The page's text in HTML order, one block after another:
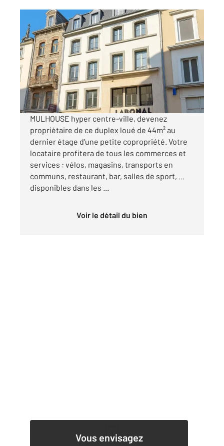
MULHOUSE 68
44,41 m2, 2 pièces
Ref : 2235
Appartement F2 à vendre
82 000 €
Visiter le site dédié
MULHOUSE hyper centre-ville, devenez
propriétaire de ce duplex loué de 44m² au
dernier étage d'une petite copropriété. Votre
locataire profitera de tous les commerces et
services : vélos, magasins, transports en
communs, restaurant, bar, salles de sport, ...
disponibles dans les ...
Voir le détail du bien
Vous envisagez
1